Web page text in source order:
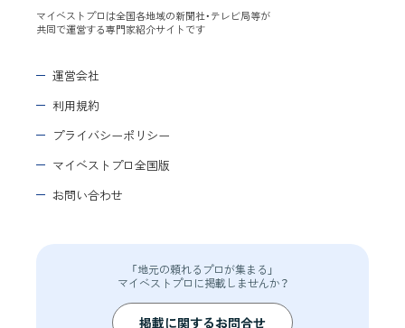
マイベストプロは全国各地域の新聞社・テレビ局等が
共同で運営する専門家紹介サイトです
運営会社
利用規約
プライバシーポリシー
マイベストプロ全国版
お問い合わせ
「地元の頼れるプロが集まる」
マイベストプロに掲載しませんか？
掲載に関するお問合せ